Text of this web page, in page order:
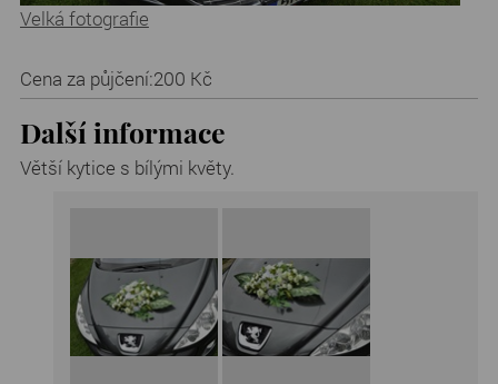
Velká fotografie
Cena za půjčení:200 Kč
Další informace
Větší kytice s bílými květy.